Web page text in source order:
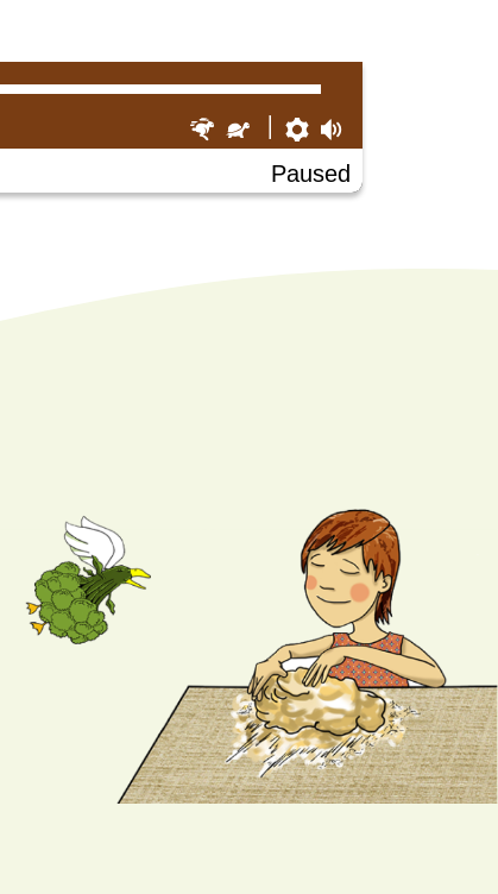
FasterSlower Preferences
Paused